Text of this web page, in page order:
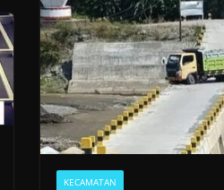
KECAMATAN